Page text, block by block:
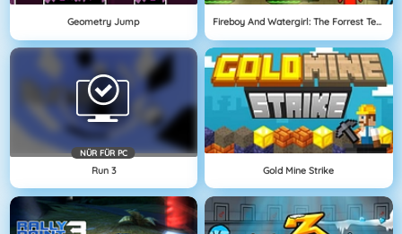
Geometry Jump Fireboy And Watergirl: The Forrest Temple
NÜR FÜR PC
Run 3 Gold Mine Strike